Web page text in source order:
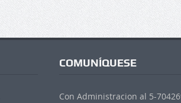
COMUNÍQUESE
Con Administracion al 5-